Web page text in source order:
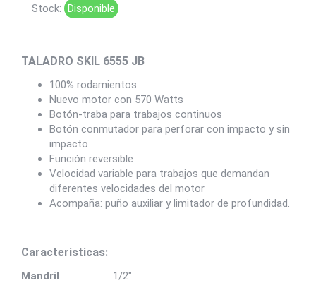
Stock: Disponible
TALADRO SKIL 6555 JB
100% rodamientos
Nuevo motor con 570 Watts
Botón-traba para trabajos continuos
Botón conmutador para perforar con impacto y sin
impacto
Función reversible
Velocidad variable para trabajos que demandan
diferentes velocidades del motor
Acompaña: puño auxiliar y limitador de profundidad.
Caracteristicas:
Mandril
1/2"